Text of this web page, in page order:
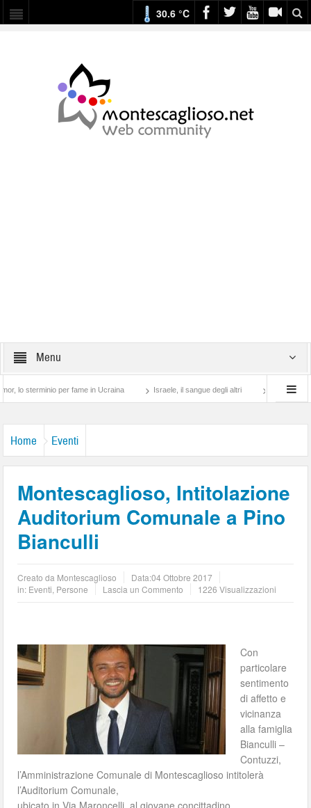
30.6 °C
Menu
per fame in Ucraina Israele, il sangue degli altri Lotta di classe… tra
Home Eventi
Montescaglioso, Intitolazione
Auditorium Comunale a Pino
Bianculli
Creato da Montescaglioso Data:04 Ottobre 2017
in: Eventi Persone Lascia un Commento 1226 Visualizzazioni
Con
particolare
sentimento
di affetto e
vicinanza
alla famiglia
Bianculli –
Contuzzi,
l’Amministrazione Comunale di Montescaglioso intitolerà
l’Auditorium Comunale,
ubicato in Via Maroncelli, al giovane concittadino